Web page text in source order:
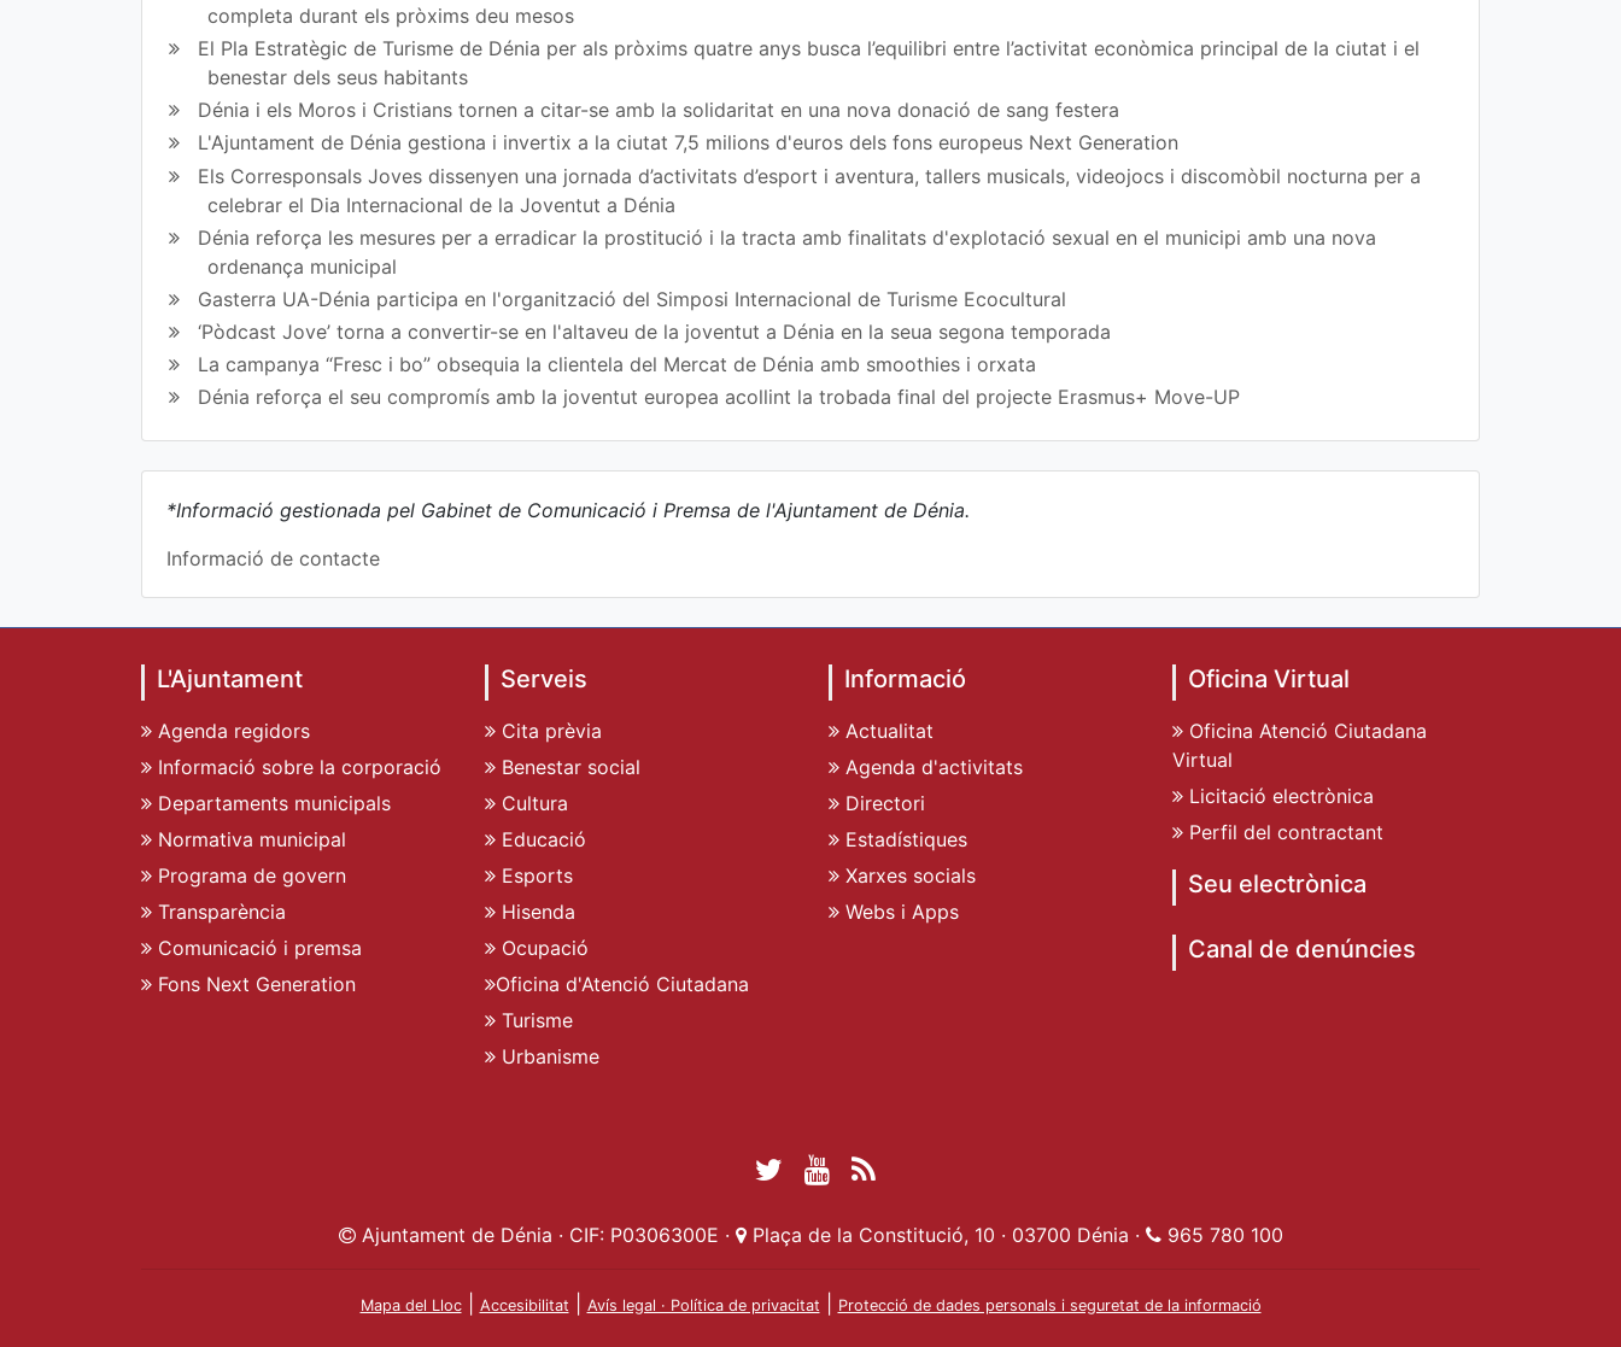
ce
bo
ok
itt
er
completa durant els pròxims deu mesos
El Pla Estratègic de Turisme de Dénia per als pròxims quatre anys busca l’equilibri entre l’activitat econòmica principal de la ciutat i el
benestar dels seus habitants
Dénia i els Moros i Cristians tornen a citar-se amb la solidaritat en una nova donació de sang festera
L'Ajuntament de Dénia gestiona i invertix a la ciutat 7,5 milions d'euros dels fons europeus Next Generation
Els Corresponsals Joves dissenyen una jornada d’activitats d’esport i aventura, tallers musicals, videojocs i discomòbil nocturna per a
celebrar el Dia Internacional de la Joventut a Dénia
Dénia reforça les mesures per a erradicar la prostitució i la tracta amb finalitats d'explotació sexual en el municipi amb una nova
ordenança municipal
Gasterra UA-Dénia participa en l'organització del Simposi Internacional de Turisme Ecocultural
‘Pòdcast Jove’ torna a convertir-se en l'altaveu de la joventut a Dénia en la seua segona temporada
La campanya “Fresc i bo” obsequia la clientela del Mercat de Dénia amb smoothies i orxata
Dénia reforça el seu compromís amb la joventut europea acollint la trobada final del projecte Erasmus+ Move-UP
*Informació gestionada pel Gabinet de Comunicació i Premsa de l'Ajuntament de Dénia.
Informació de contacte
L'Ajuntament
Agenda regidors
Informació sobre la corporació
Departaments municipals
Normativa municipal
Programa de govern
Transparència
Comunicació i premsa
Fons Next Generation
Serveis
Cita prèvia
Benestar social
Cultura
Educació
Esports
Hisenda
Ocupació
Oficina d'Atenció Ciutadana
Turisme
Urbanisme
Informació
Actualitat
Agenda d'activitats
Directori
Estadístiques
Xarxes socials
Webs i Apps
Oficina Virtual
Oficina Atenció Ciutadana
Virtual
Licitació electrònica
Perfil del contractant
Seu electrònica
Canal de denúncies
Twitter Ajuntament de Dénia
YouTube Ajuntament de Dénia
Ajuntament de Dénia · CIF: P0306300E · Plaça de la Constitució, 10 · 03700 Dénia · 965 780 100
Mapa del Lloc| Accesibilitat Avís legal · Política de privacitat Protecció de dades personals i seguretat de la informació